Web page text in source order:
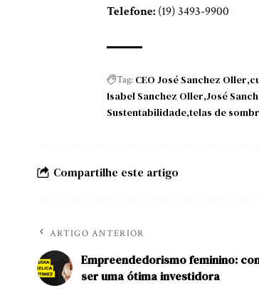
Telefone: (19) 3493-9900
Tag: CEO José Sanchez Oller
Isabel Sanchez Oller José
Sustentabilidade telas de
Compartilhe este artigo
ARTIGO ANTERIOR
Empreendedorismo feminino:
ser uma ótima investidora